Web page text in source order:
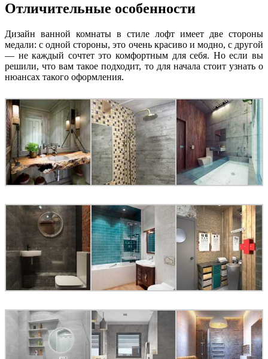
Отличительные особенности
Дизайн ванной комнаты в стиле лофт имеет две стороны
медали: с одной стороны, это очень красиво и модно, с другой
— не каждый сочтет это комфортным для себя. Но если вы
решили, что вам такое подходит, то для начала стоит узнать о
нюансах такого оформления.